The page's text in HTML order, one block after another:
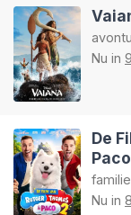
Nu in
De
familie
Nu in